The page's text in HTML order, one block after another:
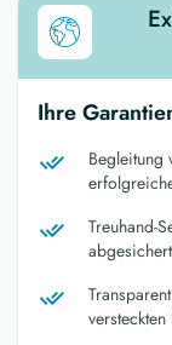
Ihre
Treuhand-
abgesichert
versteckten